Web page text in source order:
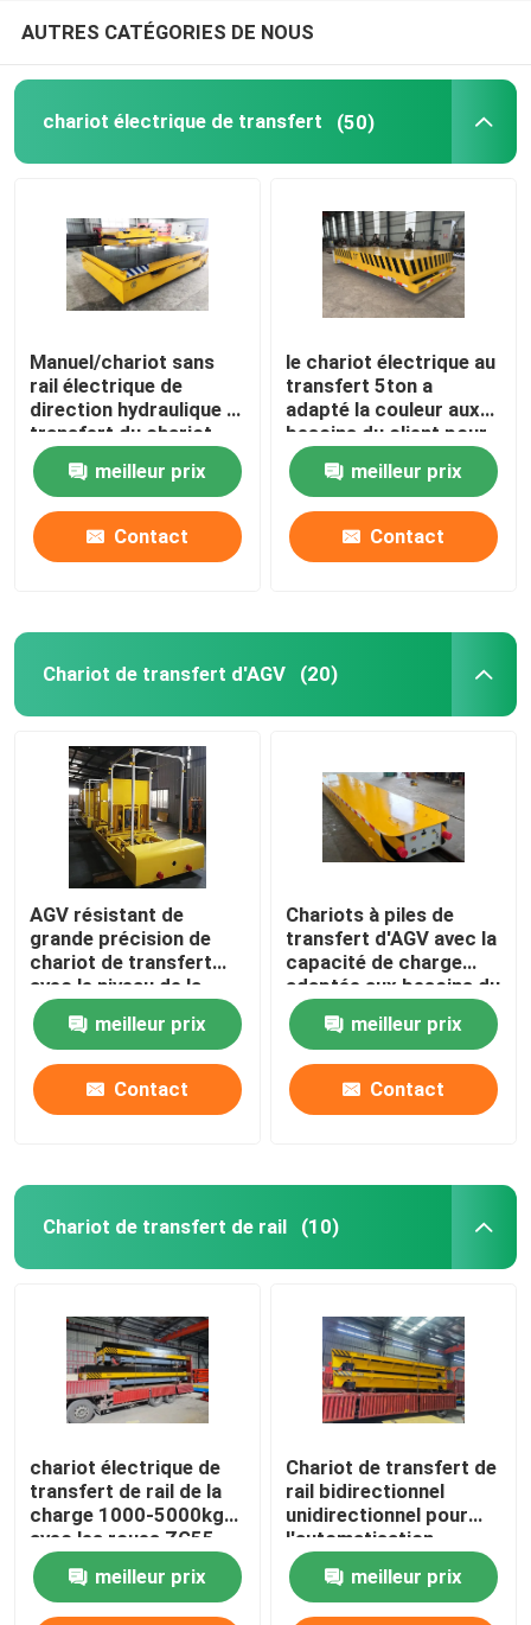
Frais généraux et grue de portique
Grue de faible puissance
Grue intelligente
Grue de moulage
Grue à benne
Station de charge intelligente
AUTRES CATÉGORIES DE NOUS
chariot électrique de transfert (50)
Manuel/chariot sans
rail électrique de
direction hydraulique à
transfert du chariot
5t-50T de transfert
meilleur prix
Contact
le chariot électrique au
transfert 5ton a
adapté la couleur aux
besoins du client pour
la manipulation
matériellemeilleur prix
Contact
Chariot de transfert d'AGV (20)
AGV résistant de
grande précision de
chariot de transfert
avec le niveau de la
protection IP54
garantie de 1 an
meilleur prix
Contact
Chariots à piles de
transfert d'AGV avec la
capacité de charge
adaptée aux besoins du
client
meilleur prix
Contact
Chariot de transfert de rail (10)
chariot électrique de
transfert de rail de la
charge 1000-5000kg
avec les roues ZG55
meilleur prix
Chariot de transfert de
rail bidirectionnel
unidirectionnel pour
l'automatisation
industrielle
meilleur prix